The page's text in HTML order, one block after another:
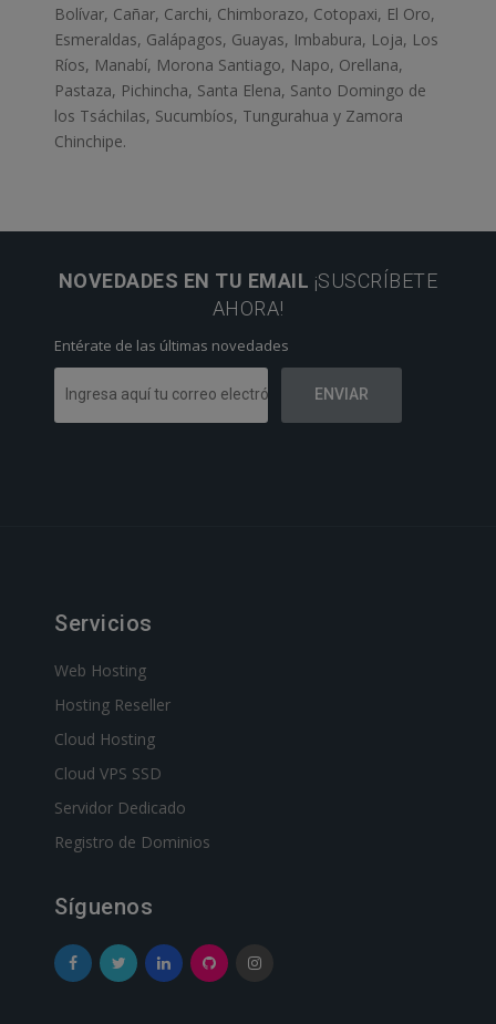
Bolívar, Cañar, Carchi, Chimborazo, Cotopaxi, El Oro,
Esmeraldas, Galápagos, Guayas, Imbabura, Loja, Los
Ríos, Manabí, Morona Santiago, Napo, Orellana,
Pastaza, Pichincha, Santa Elena, Santo Domingo de
los Tsáchilas, Sucumbíos, Tungurahua y Zamora
Chinchipe.
NOVEDADES EN TU EMAIL ¡SUSCRÍBETE
AHORA!
Entérate de las últimas novedades
Servicios
Web Hosting
Hosting Reseller
Cloud Hosting
Cloud VPS SSD
Servidor Dedicado
Registro de Dominios
Síguenos